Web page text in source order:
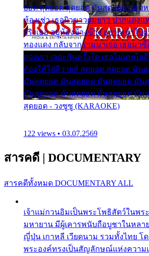
ยอด สุดยอด สุดยอด มันสุดยอด แอบ
ห้องเช่า เธอผิวขาวผมยาว ปากแดงแ
จริงเธอ อยู่ห้องข้างข้าง อยากเข้าไป
ทองแดง กลับจากรามมาเจอ เธอมา
สองเรา เจอะกันครั้งใด เธอไม่เคยไ
ต้องให้ใส่ลีวายส์ สุดยอด สุดยอด มัน
มันสุดยอด มันสุดยอด มันสุดยอด มัน
มันสุดยอด มันสุดยอด มันสุดยอด มัน
สุดยอด - วงซูซู (KARAOKE)
122 views • 03.07.2569
สารคดี | DOCUMENTARY
สารคดีทั้งหมด DOCUMENTARY ALL
เจ้าแม่กวนอิมเป็นพระโพธิสัตว์ในพ
มหายาน มีผู้เคารพนับถือบูชาในหลา
ญี่ปุ่น เกาหลี เวียดนาม รวมทั้งไทย โ
พระองค์ทรงเป็นสัญลักษณ์แห่งความ